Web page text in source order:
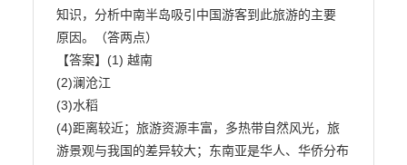
知识，分析中南半岛吸引中国游客到此旅游的主要
原因。（答两点）
【答案】(1) 越南
(2)澜沧江
(3)水稻
(4)距离较近；旅游资源丰富，多热带自然风光，旅
游景观与我国的差异较大；东南亚是华人、华侨分布